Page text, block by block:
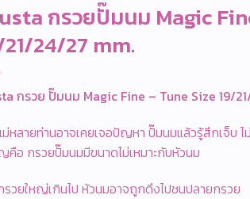
กรวยปั๊มนม Magic
24/27 mm.
กรวย ปั๊มนม Magic Fine – Tune Size 19/
ลายท่านอาจเคยเจอปัญหา ปั๊มนมแล้วรู้สึกเจ็บ
อ กรวยปั๊มนมมีขนาดไม่เหมาะกับหัวนม
วยใหญ่เกินไป หัวนมอาจถูกดึงไปชนปลายกรวย